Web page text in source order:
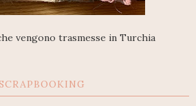
vengono trasmesse in Turchia